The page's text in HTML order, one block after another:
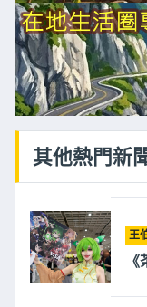
其他熱門新
王